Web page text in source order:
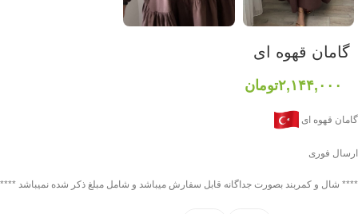
گامان قهوه ای
۲,۱۴۴,۰۰۰تومان
گامان قهوه ای
ارسال فوری
**** شال و کمربند بصورت جداگانه قابل سفارش میباشد و شامل مبلغ ذکر شده نمیباشد ****